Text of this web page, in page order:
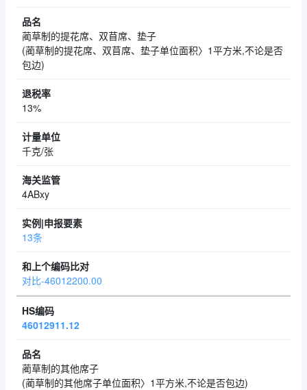
蔺草制的提花席、双苜席、垫子
(蔺草制的提花席、双苜席、垫子单位面积〉1平方米,不论是否
包边)
13%
千克/张
4ABxy
13条
对比-46012200.00
46012911.12
蔺草制的其他席子
(蔺草制的其他席子单位面积〉1平方米,不论是否包边)